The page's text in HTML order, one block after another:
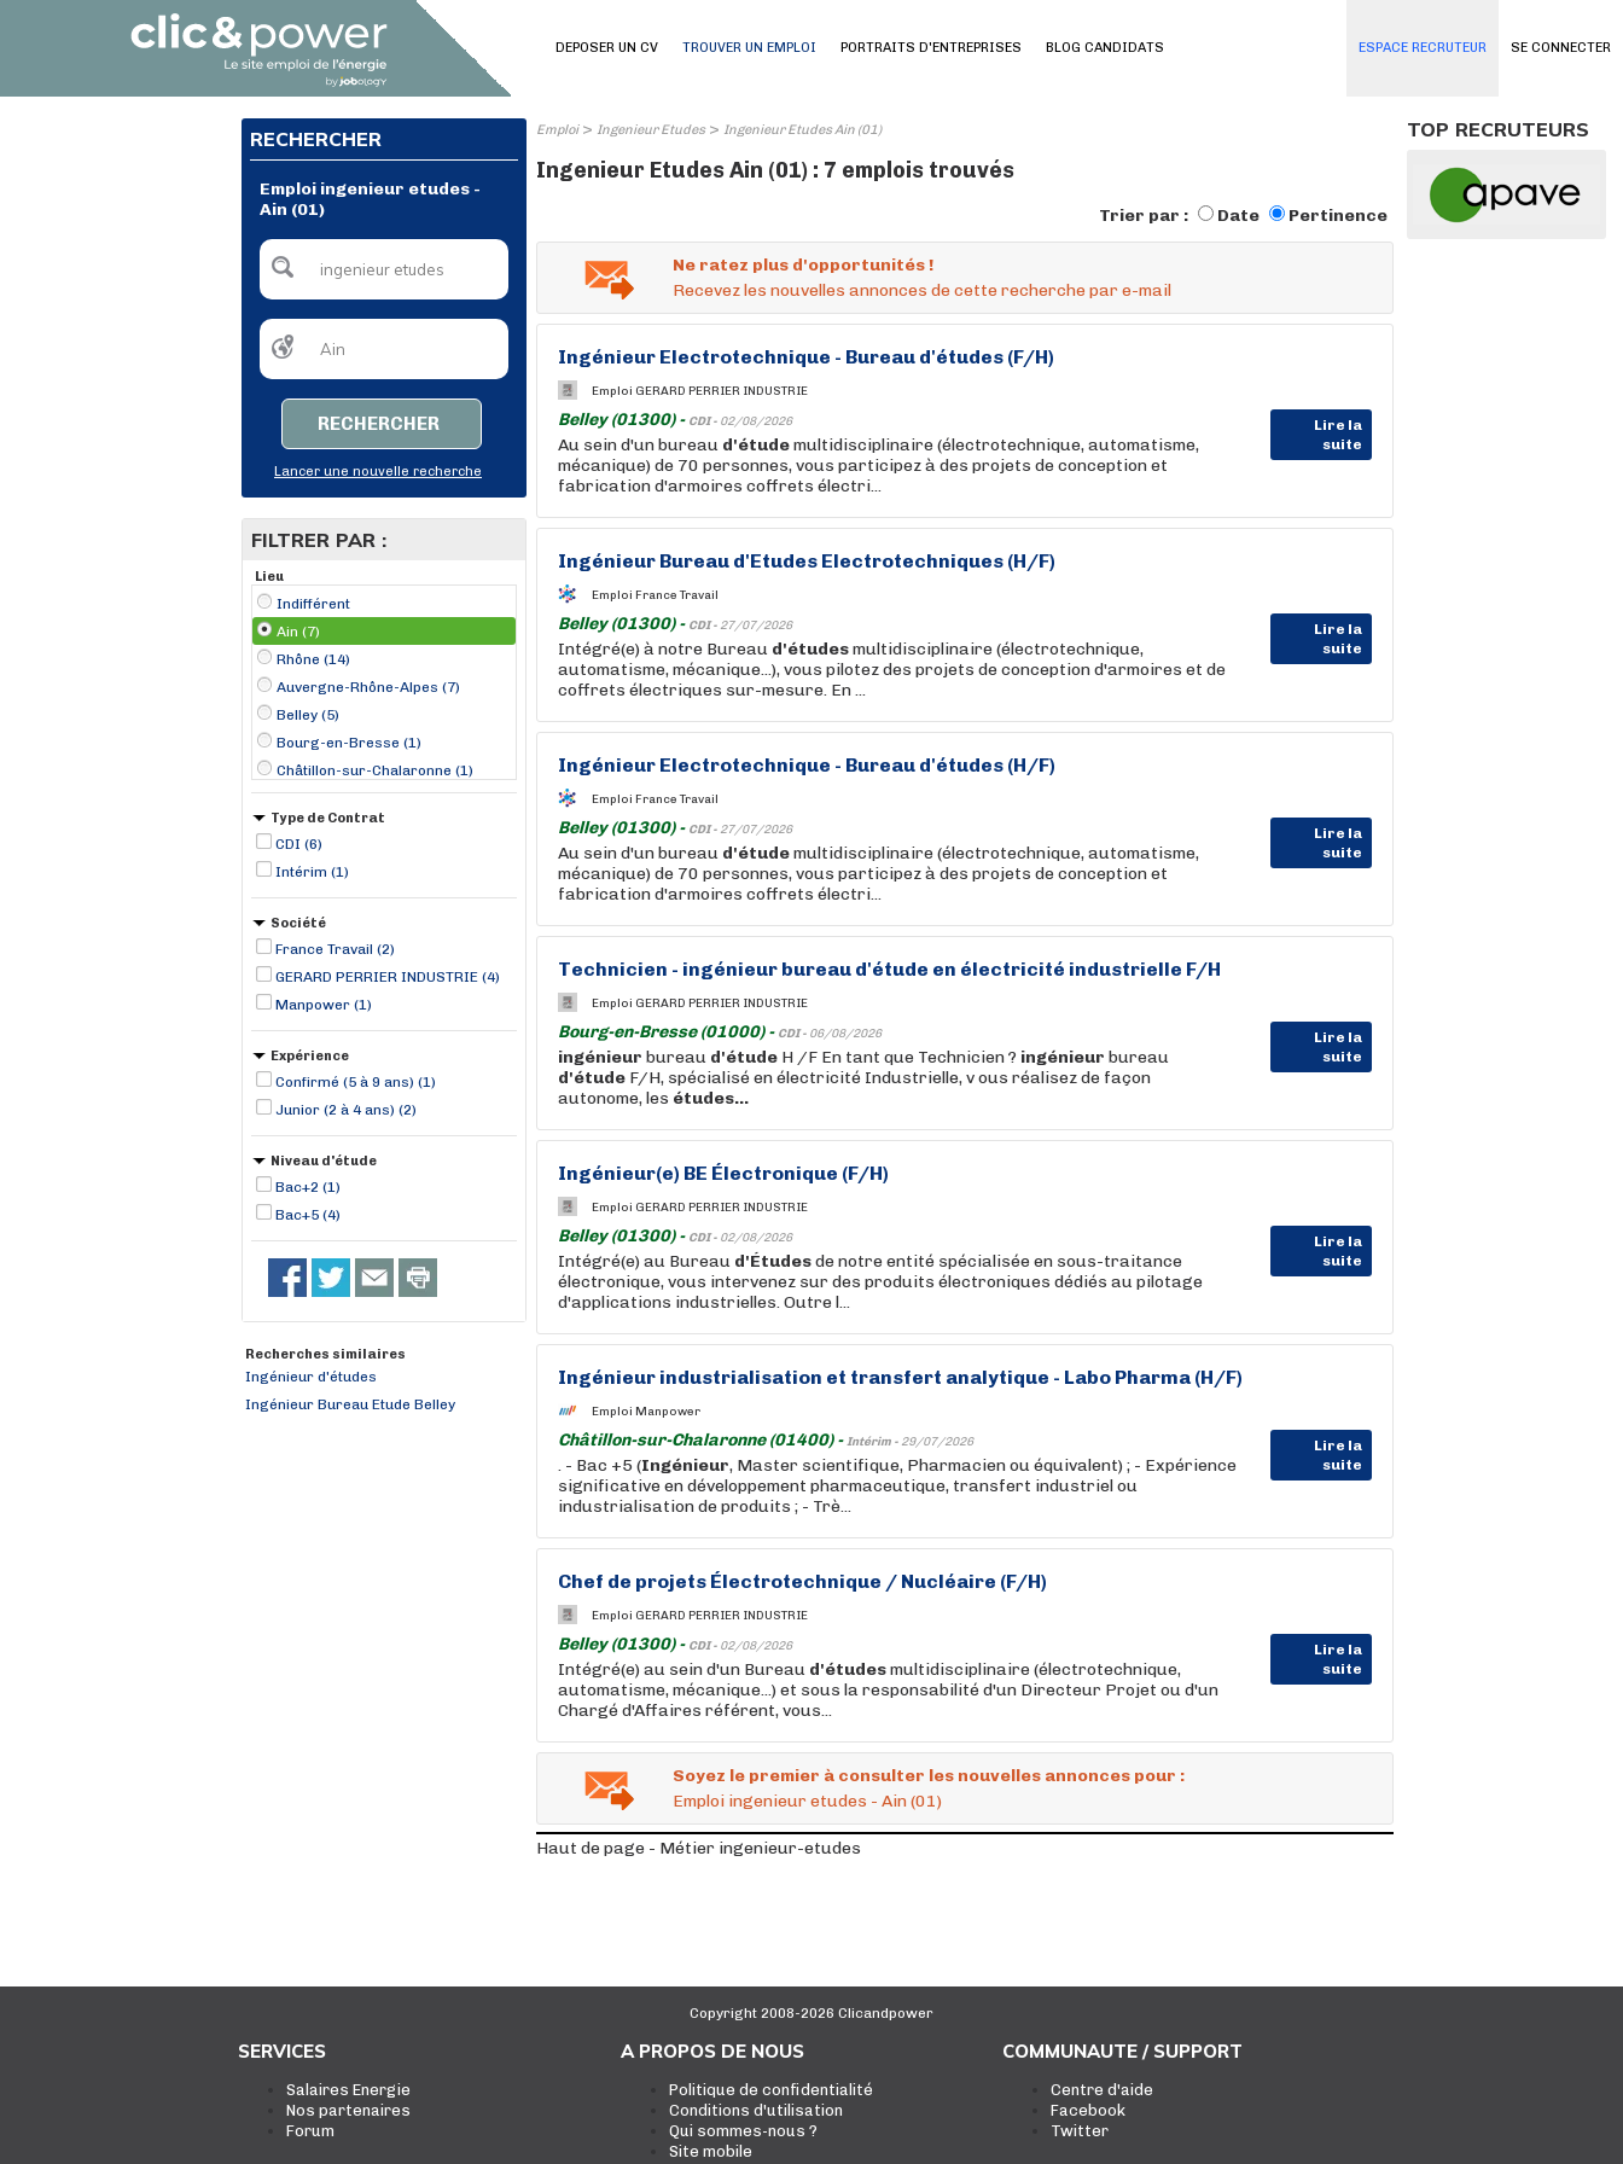
SE CONNECTER
DEPOSER UN CV TROUVER UN EMPLOI PORTRAITS D'ENTREPRISES BLOG CANDIDATS ESPACE RECRUTEUR
RECHERCHER
Emploi ingenieur etudes -
Ain (01)
RECHERCHER
Lancer une nouvelle recherche
FILTRER PAR :
Lieu
Indifférent
Ain (7)
Rhône (14)
Auvergne-Rhône-Alpes (7)
Belley (5)
Bourg-en-Bresse (1)
Châtillon-sur-Chalaronne (1)
Type de Contrat
CDI (6)
Intérim (1)
Société
France Travail (2)
GERARD PERRIER INDUSTRIE (4)
Manpower (1)
Expérience
Confirmé (5 à 9 ans) (1)
Junior (2 à 4 ans) (2)
Niveau d'étude
Bac+2 (1)
Bac+5 (4)
Recherches similaires
Ingénieur d'études
Ingénieur Bureau Etude Belley
Emploi> Ingenieur Etudes> Ingenieur Etudes Ain (01)
Ingenieur Etudes Ain (01) : 7 emplois trouvés
Trier par : Date Pertinence
Ne ratez plus d'opportunités !
Recevez les nouvelles annonces de cette recherche par e-mail
Ingénieur Electrotechnique - Bureau d'études (F/H)
Emploi GERARD PERRIER INDUSTRIE
Belley (01300) - CDI - 02/08/2026
Lire la
suite
Au sein d'un bureau d'étudemultidisciplinaire (électrotechnique, automatisme,
mécanique) de 70 personnes, vous participez à des projets de conception et
fabrication d'armoires coffrets électri...
Ingénieur Bureau d'Etudes Electrotechniques (H/F)
Emploi France Travail
Belley (01300) - CDI - 27/07/2026
Lire la
suite
Intégré(e) à notre Bureau d'étudesmultidisciplinaire (électrotechnique,
automatisme, mécanique...), vous pilotez des projets de conception d'armoires et de
coffrets électriques sur-mesure. En ...
Ingénieur Electrotechnique - Bureau d'études (H/F)
Emploi France Travail
Belley (01300) - CDI - 27/07/2026
Lire la
suite
Au sein d'un bureau d'étudemultidisciplinaire (électrotechnique, automatisme,
mécanique) de 70 personnes, vous participez à des projets de conception et
fabrication d'armoires coffrets électri...
Technicien - ingénieur bureau d'étude en électricité industrielle F/H
Emploi GERARD PERRIER INDUSTRIE
Bourg-en-Bresse (01000) - CDI - 06/08/2026
Lire la
suite
ingénieur bureau d'étude H /F En tant que Technicien ? ingénieur bureau
d'étude F/H, spécialisé en électricité Industrielle, v ous réalisez de façon
autonome, les études...
Ingénieur(e) BE Électronique (F/H)
Emploi GERARD PERRIER INDUSTRIE
Belley (01300) - CDI - 02/08/2026
Lire la
suite
Intégré(e) au Bureau d'Étudesde notre entité spécialisée en sous-traitance
électronique, vous intervenez sur des produits électroniques dédiés au pilotage
d'applications industrielles. Outre l...
Ingénieur industrialisation et transfert analytique - Labo Pharma (H/F)
Emploi Manpower
Châtillon-sur-Chalaronne (01400) -Intérim - 29/07/2026
Lire la
suite
. - Bac +5 (Ingénieur, Master scientifique, Pharmacien ou équivalent) ; - Expérience
significative en développement pharmaceutique, transfert industriel ou
industrialisation de produits ; - Trè...
Chef de projets Électrotechnique / Nucléaire (F/H)
Emploi GERARD PERRIER INDUSTRIE
Belley (01300) - CDI - 02/08/2026
Lire la
suite
Intégré(e) au sein d'un Bureau d'étudesmultidisciplinaire (électrotechnique,
automatisme, mécanique...) et sous la responsabilité d'un Directeur Projet ou d'un
Chargé d'Affaires référent, vous...
Soyez le premier à consulter les nouvelles annonces pour :
Emploi ingenieur etudes - Ain (01)
Haut de page - Métier ingenieur-etudes
TOP RECRUTEURS
Copyright 2008-2026 Clicandpower
SERVICES
Salaires Energie
Nos partenaires
Forum
A PROPOS DE NOUS
Politique de confidentialité
Conditions d'utilisation
Qui sommes-nous ?
Site mobile
COMMUNAUTE / SUPPORT
Centre d'aide
Facebook
Twitter